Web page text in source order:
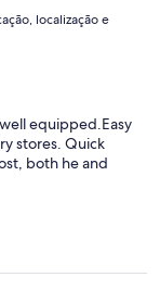
localização e
equipped.Easy
stores. Quick
both he and